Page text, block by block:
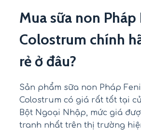
Mua sữa non
Colostrum chính
rẻ ở đâu?
Sản phẩm sữa non Pháp
Colostrum có giá rất tốt tại
Bột Ngoại Nhập, mức giá
tranh nhất trên thị trường